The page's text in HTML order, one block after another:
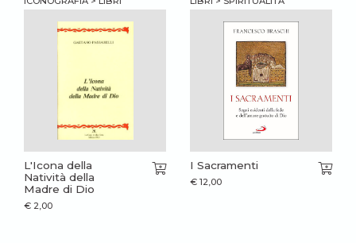
L'Icona della
Natività della
Madre di Dio
€ 2,00
I Sacramenti
€ 12,00